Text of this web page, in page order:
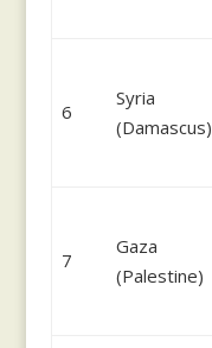
6
Syria
(Damascus)
7
Gaza
(Palestine)